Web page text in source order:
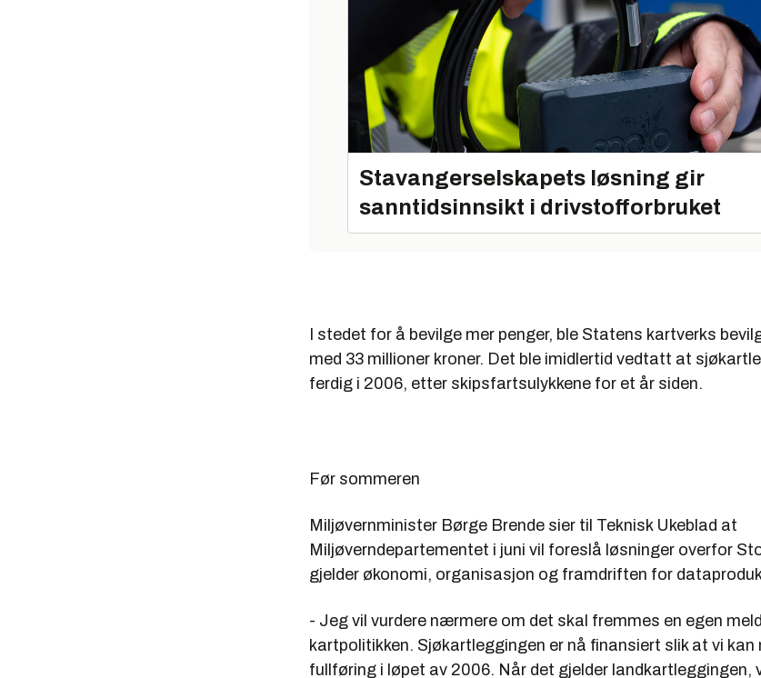
Stavangerselskapets løsning gir
sanntidsinnsikt i drivstofforbruket
I stedet for å bevilge mer penger, ble Statens kartverks
med 33 millioner kroner. Det ble imidlertid vedtatt at
ferdig i 2006, etter skipsfartsulykkene for et år siden.
Før sommeren
Miljøvernminister Børge Brende sier til Teknisk Ukeblad at
Miljøverndepartementet i juni vil foreslå løsninger overfor
gjelder økonomi, organisasjon og framdriften for
- Jeg vil vurdere nærmere om det skal fremmes en egen
kartpolitikken. Sjøkartleggingen er nå finansiert slik at vi kan
fullføring i løpet av 2006. Når det gjelder landkartleggingen,